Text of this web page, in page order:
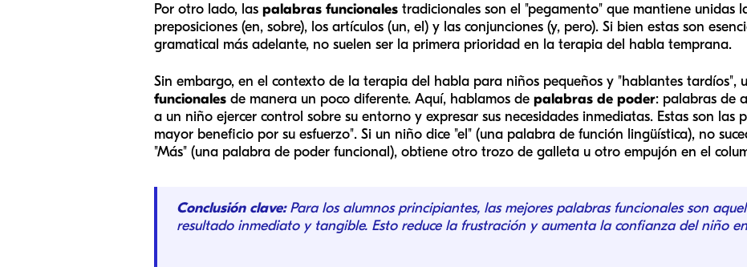
Por otro lado, las palabras funcionales tradicionales son el "pegamento" que mantiene unidas
preposiciones (en, sobre), los artículos (un, el) y las conjunciones (y, pero). Si bien estas son
gramatical más adelante, no suelen ser la primera prioridad en la terapia del habla temprana.
Sin embargo, en el contexto de la terapia del habla para niños pequeños y "hablantes tardíos",
funcionales de manera un poco diferente. Aquí, hablamos de palabras de poder: palabras de
a un niño ejercer control sobre su entorno y expresar sus necesidades inmediatas. Estas son las
mayor beneficio por su esfuerzo". Si un niño dice "el" (una palabra de función lingüística), no
"Más" (una palabra de poder funcional), obtiene otro trozo de galleta u otro empujón en el
Conclusión clave:Para los alumnos principiantes, las mejores palabras funcionales son
resultado inmediato y tangible. Esto reduce la frustración y aumenta la confianza del niño